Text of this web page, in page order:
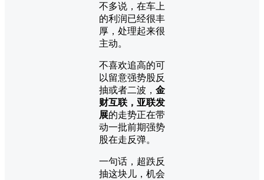
不多说，在车上
的利润已经很丰
厚，处理起来很
主动。
不喜欢追高的可
以留意强势股反
抽或者二波， 金
财互联，亚联发
展的走势正在带
动一批前期强势
股在走反弹。
一句话，超跌反
抽这块儿，机会